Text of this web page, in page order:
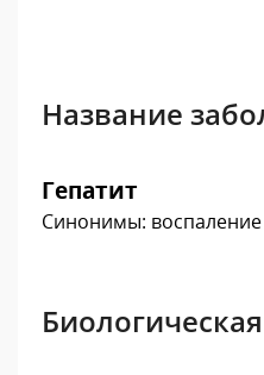
Название
Гепатит
Синонимы: воспаление